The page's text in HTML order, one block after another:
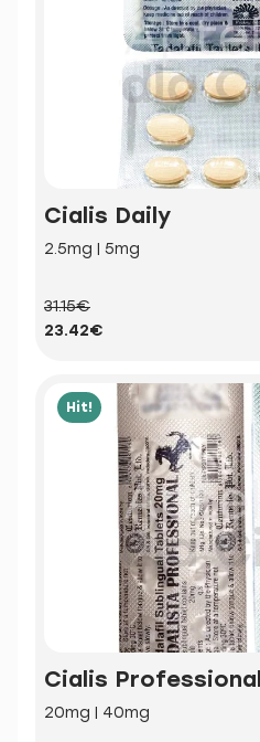
Cialis Daily
2.5mg | 5mg
31.15€
23.42€
Hit!
Cialis
20mg | 40mg